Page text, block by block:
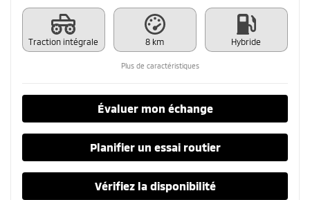
Traction intégrale 8 km Hybride
Plus de caractéristiques
Évaluer mon échange
Planifier un essai routier
Vérifiez la disponibilité